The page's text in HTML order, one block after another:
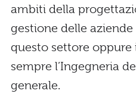
ambiti della
gestione delle
questo settore
sempre l’Ingegneria
generale.